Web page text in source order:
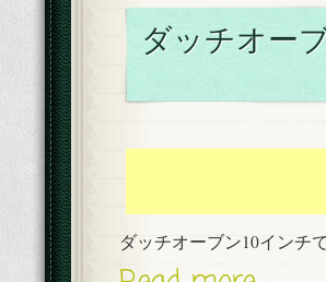
ダッチオー
ダッチオーブン10インチ